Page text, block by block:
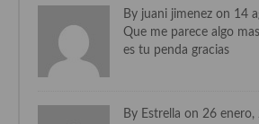
Cocina Canaria
Cocina Castellana
Cocina Castilla – La Mancha
By juani jimenez on 14
Que me parece algo
es tu penda gracias
By Estrella on 26 enero,